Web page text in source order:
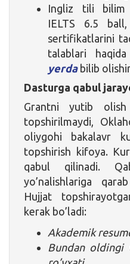
Ingliz tili bilim
IELTS 6.5
sertifikatlarini
talablari
yerdabilib
Dasturga qabul
Grantni yutib
topshirilmaydi,
oliygohi bakalavr
topshirish kifoya.
qabul qilinadi.
yo’nalishlariga
Hujjat
kerak bo’ladi:
Akademik
Bundan oldingi